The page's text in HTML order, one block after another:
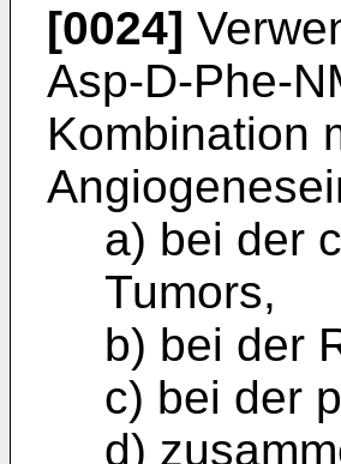
[0024]
Asp-D-Phe-
Kombination
a) bei der
Tumors,
b) bei der
c) bei der
d)